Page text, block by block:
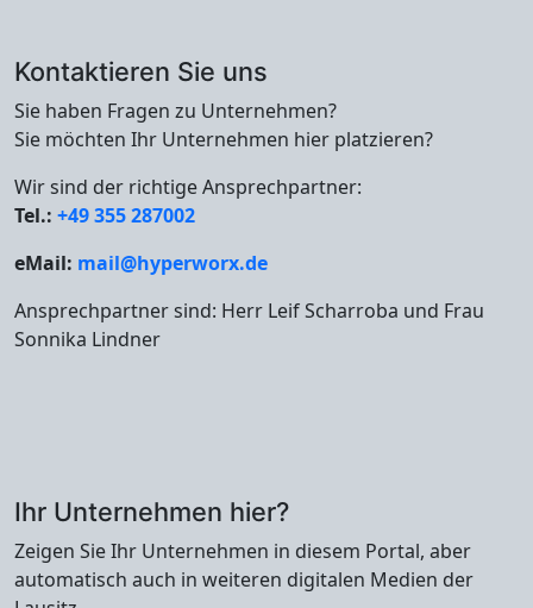
Kontaktieren Sie uns
Sie haben Fragen zu Unternehmen?
Sie möchten Ihr Unternehmen hier platzieren?
Wir sind der richtige Ansprechpartner:
Tel.: +49 355 287002
eMail: mail@hyperworx.de
Ansprechpartner sind: Herr Leif Scharroba und Frau
Sonnika Lindner
Ihr Unternehmen hier?
Zeigen Sie Ihr Unternehmen in diesem Portal, aber
automatisch auch in weiteren digitalen Medien der